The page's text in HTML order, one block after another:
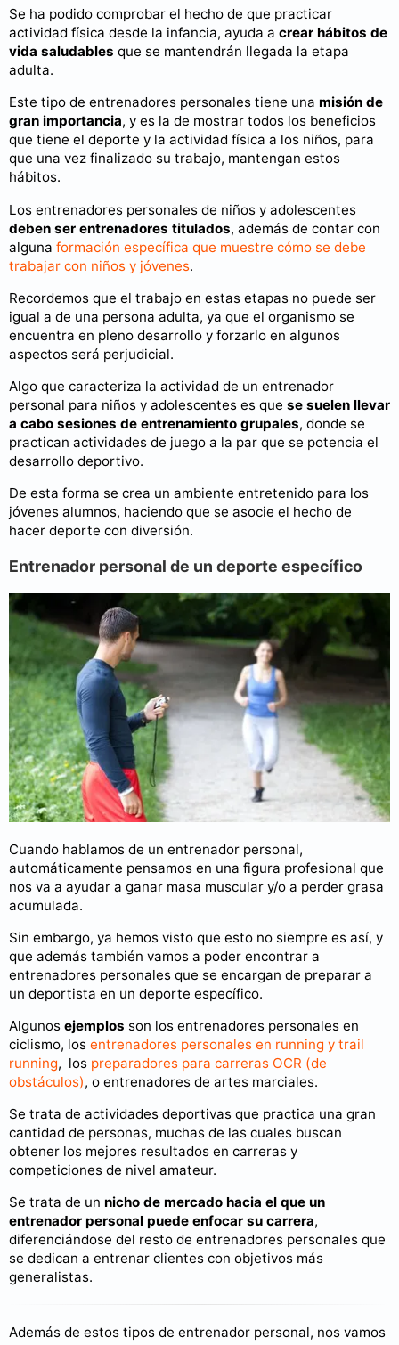
Se ha podido comprobar el hecho de que practicar
actividad física desde la infancia, ayuda a crear hábitos de
vida saludables que se mantendrán llegada la etapa
adulta.
Este tipo de entrenadores personales tiene una misión de
gran importancia, y es la de mostrar todos los beneficios
que tiene el deporte y la actividad física a los niños, para
que una vez finalizado su trabajo, mantengan estos
hábitos.
Los entrenadores personales de niños y adolescentes
deben ser entrenadores titulados, además de contar con
alguna formación específica que muestre cómo se debe
trabajar con niños y jóvenes.
Recordemos que el trabajo en estas etapas no puede ser
igual a de una persona adulta, ya que el organismo se
encuentra en pleno desarrollo y forzarlo en algunos
aspectos será perjudicial.
Algo que caracteriza la actividad de un entrenador
personal para niños y adolescentes es que se suelen llevar
a cabo sesiones de entrenamiento grupales, donde se
practican actividades de juego a la par que se potencia el
desarrollo deportivo.
De esta forma se crea un ambiente entretenido para los
jóvenes alumnos, haciendo que se asocie el hecho de
hacer deporte con diversión.
Entrenador personal de un deporte específico
Cuando hablamos de un entrenador personal,
automáticamente pensamos en una figura profesional que
nos va a ayudar a ganar masa muscular y/o a perder grasa
acumulada.
Sin embargo, ya hemos visto que esto no siempre es así, y
que además también vamos a poder encontrar a
entrenadores personales que se encargan de preparar a
un deportista en un deporte específico.
Algunos ejemplos son los entrenadores personales en
ciclismo, los entrenadores personales en running y trail
running, los preparadores para carreras OCR (de
obstáculos), o entrenadores de artes marciales.
Se trata de actividades deportivas que practica una gran
cantidad de personas, muchas de las cuales buscan
obtener los mejores resultados en carreras y
competiciones de nivel amateur.
Se trata de un nicho de mercado hacia el que un
entrenador personal puede enfocar su carrera,
diferenciándose del resto de entrenadores personales que
se dedican a entrenar clientes con objetivos más
generalistas.
Además de estos tipos de entrenador personal, nos vamos